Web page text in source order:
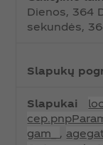
Dienos, 364
sekundės,
gam_ ,